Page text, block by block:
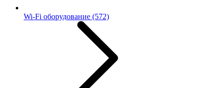
Wi-Fi оборудование (572)